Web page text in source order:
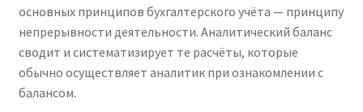
основных принципов бухгалтерского учёта — принципу
непрерывности деятельности. Аналитический баланс
сводит и систематизирует те расчёты, которые
обычно осуществляет аналитик при ознакомлении с
балансом.